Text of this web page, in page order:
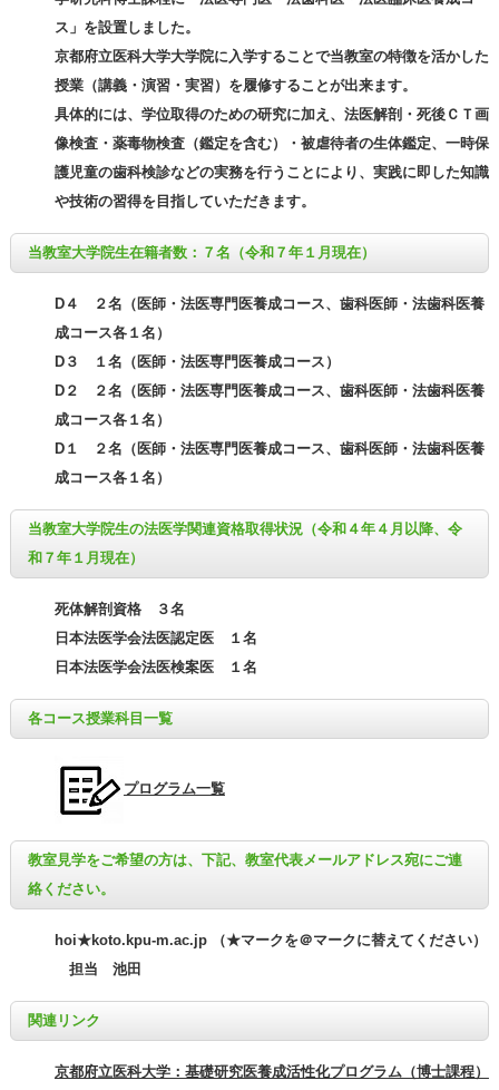
ス」を設置しました。
京都府立医科大学大学院に入学することで当教室の特徴を活かした
授業（講義・演習・実習）を履修することが出来ます。
具体的には、学位取得のための研究に加え、法医解剖・死後ＣＴ画
像検査・薬毒物検査（鑑定を含む）・被虐待者の生体鑑定、一時保
護児童の歯科検診などの実務を行うことにより、実践に即した知識
や技術の習得を目指していただきます。
当教室大学院生在籍者数：７名（令和７年１月現在）
D４ ２名（医師・法医専門医養成コース、歯科医師・法歯科医養
成コース各１名）
D３ １名（医師・法医専門医養成コース）
D２ ２名（医師・法医専門医養成コース、歯科医師・法歯科医養
成コース各１名）
D１ ２名（医師・法医専門医養成コース、歯科医師・法歯科医養
成コース各１名）
当教室大学院生の法医学関連資格取得状況（令和４年４月以降、令
和７年１月現在）
死体解剖資格 ３名
日本法医学会法医認定医 １名
日本法医学会法医検案医 １名
各コース授業科目一覧
プログラム一覧
教室見学をご希望の方は、下記、教室代表メールアドレス宛にご連
絡ください。
hoi★koto.kpu-m.ac.jp （★マークを＠マークに替えてください）
担当 池田
関連リンク
京都府立医科大学：基礎研究医養成活性化プログラム（博士課程）